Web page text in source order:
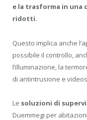
e la trasforma in una
ridotti.
Questo implica anche
possibile il controllo,
l’illuminazione, la
di antintrusione e
Le soluzioni di
Duemmegi per